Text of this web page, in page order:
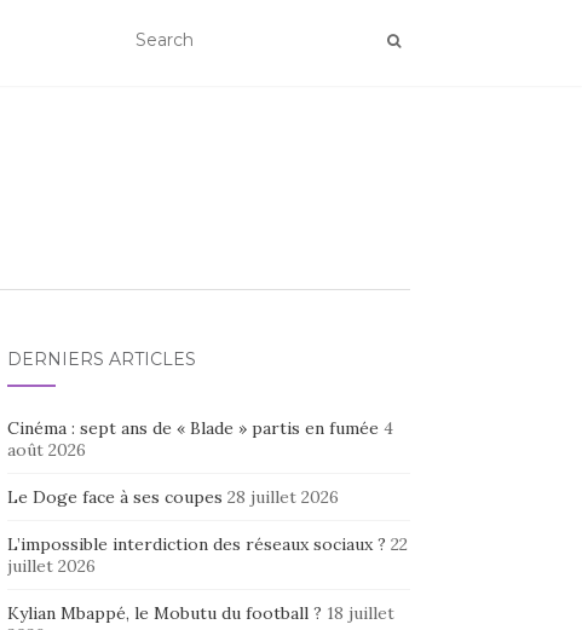
DERNIERS ARTICLES
Cinéma : sept ans de « Blade » partis en fumée 4
août 2026
Le Doge face à ses coupes 28 juillet 2026
L’impossible interdiction des réseaux sociaux ? 22
juillet 2026
Kylian Mbappé, le Mobutu du football ? 18 juillet